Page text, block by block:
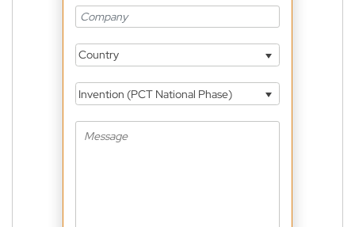
Country
Invention (PCT National Phase)